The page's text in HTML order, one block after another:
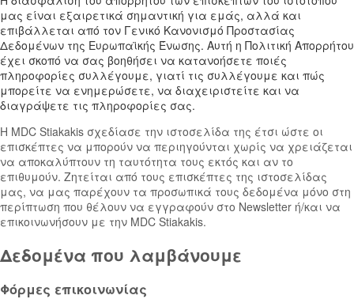
μας είναι εξαιρετικά σημαντική για εμάς, αλλά και
επιβάλλεται από τον Γενικό Κανονισμό Προστασίας
Δεδομένων της Ευρωπαϊκής Ένωσης. Αυτή η Πολιτική Aπορρήτου
έχει σκοπό να σας βοηθήσει να κατανοήσετε ποιές
πληροφορίες συλλέγουμε, γιατί τις συλλέγουμε και πώς
μπορείτε να ενημερώσετε, να διαχειριστείτε και να
διαγράψετε τις πληροφορίες σας.
Η MDC Stiakakis σχεδίασε την ιστοσελίδα της έτσι ώστε οι
επισκέπτες να μπορούν να περιηγούνται χωρίς να χρειάζεται
να αποκαλύπτουν τη ταυτότητα τους εκτός και αν το
επιθυμούν. Ζητείται από τους επισκέπτες της ιστοσελίδας
μας, να μας παρέχουν τα προσωπικά τους δεδομένα μόνο στη
περίπτωση που θέλουν να εγγραφούν στο Newsletter ή/και να
επικοινωνήσουν με την MDC Stiakakis.
Δεδομένα που λαμβάνουμε
Φόρμες επικοινωνίας